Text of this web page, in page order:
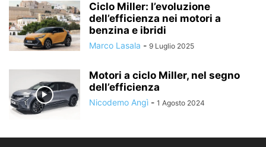
Ciclo Miller: l’evoluzione
dell’efficienza nei motori a
benzina e ibridi
Marco Lasala - 9 Luglio 2025
Motori a ciclo Miller, nel segno
dell’efficienza
Nicodemo Angì - 1 Agosto 2024